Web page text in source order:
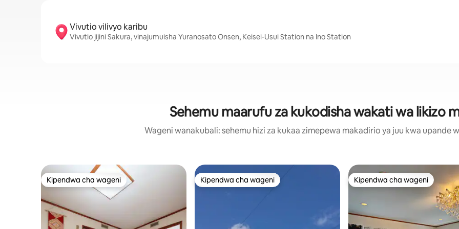
Vivutio vilivyo karibu
Vivutio jijini Sakura, vinajumuisha Yuranosato Onsen, Keisei-Usui Station na Ino Station
Sehemu maarufu za kukodisha wakati wa likizo
Wageni wanakubali: sehemu hizi za kukaa zimepewa makadirio ya juu kwa upande
Kipendwa cha wageni
Kipendwa cha wageni Kipendwa cha wageni
Kipendwa cha wageni Kipendwa cha wageni
Kipendwa cha wageni